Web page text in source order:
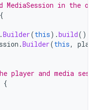
MediaSession in the
{
.Builder(this).build()
.Builder(this,
player and media
{